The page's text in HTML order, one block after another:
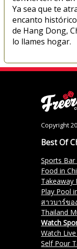
Ya sea que te
encanto
de Hang Dong,
lo llames hogar.
Copyright
Best Of
Sports Bar
Food in
Takeaway
Play Pool
สาวบาร์ขอ
Thailand
Watch
Watch
Self Pour